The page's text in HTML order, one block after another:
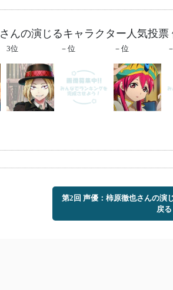
んの演じるキャラクター人気投票
3位 －位 －位
第2回 声優：柿原徹也さんの演
戻る